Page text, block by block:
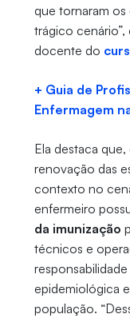
que tornaram
trágico cenário”,
docente do
+ Guia de
Enfermagem
Ela destaca
renovação das
contexto no
enfermeiro
da imunização
técnicos e
epidemiológica
população.